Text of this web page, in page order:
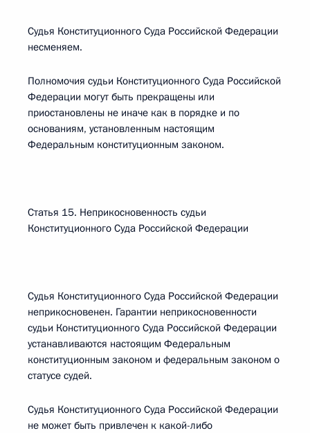
Судья Конституционного Суда Российской Федерации
несменяем.
Полномочия судьи Конституционного Суда Российской
Федерации могут быть прекращены или
приостановлены не иначе как в порядке и по
основаниям, установленным настоящим
Федеральным конституционным законом.
Статья 15. Неприкосновенность судьи
Конституционного Суда Российской Федерации
Судья Конституционного Суда Российской Федерации
неприкосновенен. Гарантии неприкосновенности
судьи Конституционного Суда Российской Федерации
устанавливаются настоящим Федеральным
конституционным законом и федеральным законом о
статусе судей.
Судья Конституционного Суда Российской Федерации
не может быть привлечен к какой-либо